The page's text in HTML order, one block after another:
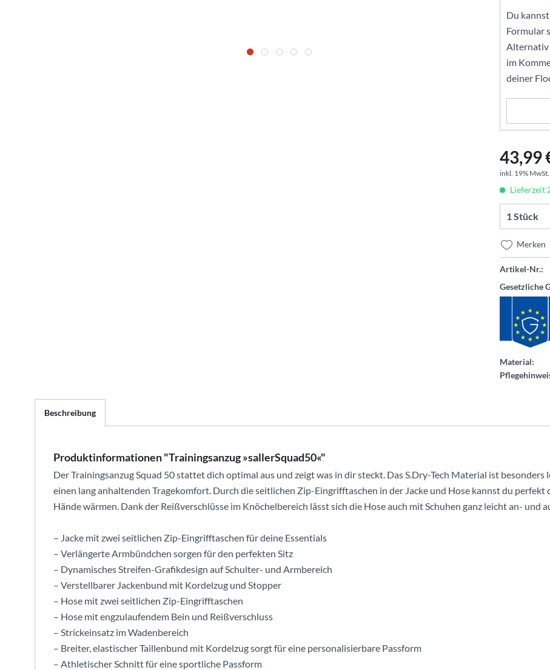
Du
Formular
Alternativ
im
deiner
43,99
inkl. 19% MwSt.
Lieferzeit
Merken
Artikel-Nr.:
Gesetzliche
Material:
Beschreibung
Produktinformationen "Trainingsanzug »sallerSquad50«"
Der Trainingsanzug Squad 50 stattet dich optimal aus und zeigt was in dir steckt. Das S.Dry-Tech Material ist
einen lang anhaltenden Tragekomfort. Durch die seitlichen Zip-Eingrifftaschen in der Jacke und Hose kannst du
Hände wärmen. Dank der Reißverschlüsse im Knöchelbereich lässt sich die Hose auch mit Schuhen ganz leicht an- und
– Jacke mit zwei seitlichen Zip-Eingrifftaschen für deine Essentials
– Verlängerte Armbündchen sorgen für den perfekten Sitz
– Dynamisches Streifen-Grafikdesign auf Schulter- und Armbereich
– Verstellbarer Jackenbund mit Kordelzug und Stopper
– Hose mit zwei seitlichen Zip-Eingrifftaschen
– Hose mit engzulaufendem Bein und Reißverschluss
– Strickeinsatz im Wadenbereich
– Breiter, elastischer Taillenbund mit Kordelzug sorgt für eine personalisierbare Passform
– Athletischer Schnitt für eine sportliche Passform